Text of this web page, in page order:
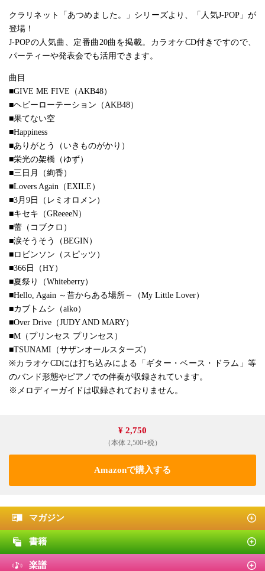
クラリネット「あつめました。」シリーズより、「人気J-POP」が
登場！
J-POPの人気曲、定番曲20曲を掲載。カラオケCD付きですので、
パーティーや発表会でも活用できます。
曲目
■GIVE ME FIVE（AKB48）
■ヘビーローテーション（AKB48）
■果てない空
■Happiness
■ありがとう（いきものがかり）
■栄光の架橋（ゆず）
■三日月（絢香）
■Lovers Again（EXILE）
■3月9日（レミオロメン）
■キセキ（GReeeeN）
■蕾（コブクロ）
■涙そうそう（BEGIN）
■ロビンソン（スピッツ）
■366日（HY）
■夏祭り（Whiteberry）
■Hello, Again ～昔からある場所～（My Little Lover）
■カブトムシ（aiko）
■Over Drive（JUDY AND MARY）
■M（プリンセス プリンセス）
■TSUNAMI（サザンオールスターズ）
※カラオケCDには打ち込みによる「ギター・ベース・ドラム」等
のバンド形態やピアノでの伴奏が収録されています。
※メロディーガイドは収録されておりません。
¥ 2,750
（本体 2,500+税）
Amazonで購入する
マガジン
書籍
楽譜